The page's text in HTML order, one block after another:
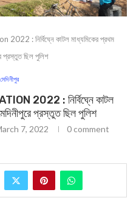
: নির্বিঘ্নে কাটল মাধ্যমিকের প্রথম
প্রস্তুত ছিল পুলিশ
2022 : নির্বিঘ্নে কাটল
প্রস্তুত ছিল পুলিশ
7, 2022 0 comment